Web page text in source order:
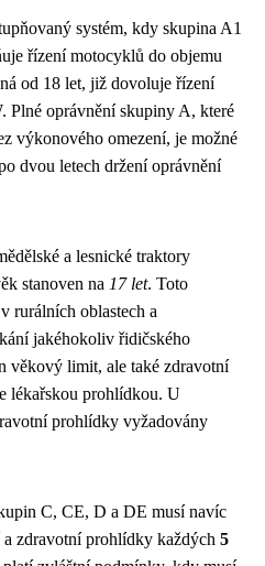
systém, kdy skupina A1
řízení motocyklů do objemu
od 18 let, již dovoluje řízení
Plné oprávnění skupiny A, které
výkonového omezení, je možné
dvou letech držení oprávnění
a lesnické traktory
stanoven na 17 let. Toto
rurálních oblastech a
jakéhokoliv řidičského
věkový limit, ale také zdravotní
lékařskou prohlídkou. U
prohlídky vyžadovány
C, CE, D a DE musí navíc
zdravotní prohlídky každých 5